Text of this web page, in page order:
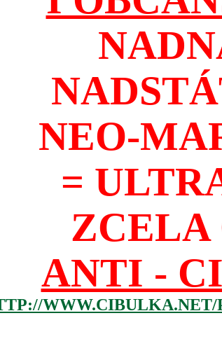
NEO-
=
ZCELA
ANTI -
WWW.CIBULKA.NET/